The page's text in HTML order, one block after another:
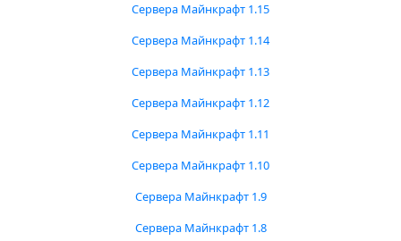
Сервера Майнкрафт 1.15
Сервера Майнкрафт 1.14
Сервера Майнкрафт 1.13
Сервера Майнкрафт 1.12
Сервера Майнкрафт 1.11
Сервера Майнкрафт 1.10
Сервера Майнкрафт 1.9
Сервера Майнкрафт 1.8